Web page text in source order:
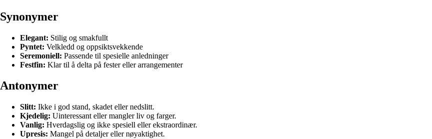
Synonymer
Elegant: Stilig og smakfullt
Pyntet: Velkledd og oppsiktsvekkende
Seremoniell: Passende til spesielle anledninger
Festfin: Klar til å delta på fester eller arrangementer
Antonymer
Slitt: Ikke i god stand, skadet eller nedslitt.
Kjedelig: Uinteressant eller mangler liv og farger.
Vanlig: Hverdagslig og ikke spesiell eller ekstraordinær.
Upresis: Mangel på detaljer eller nøyaktighet.